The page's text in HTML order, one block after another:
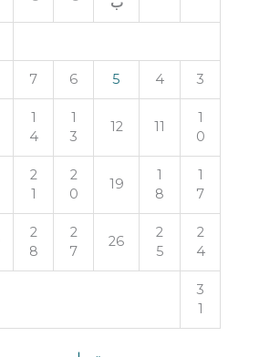
3
4
5
6
7
1
0
11
12
1
3
1
4
1
7
1
8
19
2
0
2
1
2
4
2
5
26
2
7
2
8
3
1